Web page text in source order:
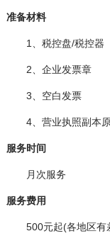
准备材料
1、税控盘/税控器
2、企业发票章
3、空白发票
4、营业执照副本
服务时间
月次服务
服务费用
500元起(各地区有